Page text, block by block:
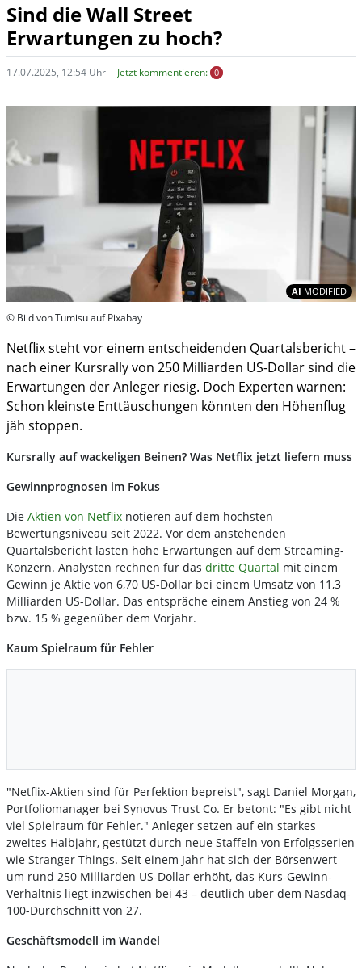
Sind die Wall Street
Erwartungen zu hoch?
17.07.2025, 12:54 Uhr Jetzt kommentieren: 0
AI MODIFIED
© Bild von Tumisu auf Pixabay
Netflix steht vor einem entscheidenden Quartalsbericht –
nach einer Kursrally von 250 Milliarden US-Dollar sind die
Erwartungen der Anleger riesig. Doch Experten warnen:
Schon kleinste Enttäuschungen könnten den Höhenflug
jäh stoppen.
Kursrally auf wackeligen Beinen? Was Netflix jetzt liefern muss
Gewinnprognosen im Fokus
Die Aktien von Netflix notieren auf dem höchsten
Bewertungsniveau seit 2022. Vor dem anstehenden
Quartalsbericht lasten hohe Erwartungen auf dem Streaming-
Konzern. Analysten rechnen für das dritte Quartal mit einem
Gewinn je Aktie von 6,70 US-Dollar bei einem Umsatz von 11,3
Milliarden US-Dollar. Das entspräche einem Anstieg von 24 %
bzw. 15 % gegenüber dem Vorjahr.
Kaum Spielraum für Fehler
"Netflix-Aktien sind für Perfektion bepreist", sagt Daniel Morgan,
Portfoliomanager bei Synovus Trust Co. Er betont: "Es gibt nicht
viel Spielraum für Fehler." Anleger setzen auf ein starkes
zweites Halbjahr, gestützt durch neue Staffeln von Erfolgsserien
wie Stranger Things. Seit einem Jahr hat sich der Börsenwert
um rund 250 Milliarden US-Dollar erhöht, das Kurs-Gewinn-
Verhältnis liegt inzwischen bei 43 – deutlich über dem Nasdaq-
100-Durchschnitt von 27.
Geschäftsmodell im Wandel